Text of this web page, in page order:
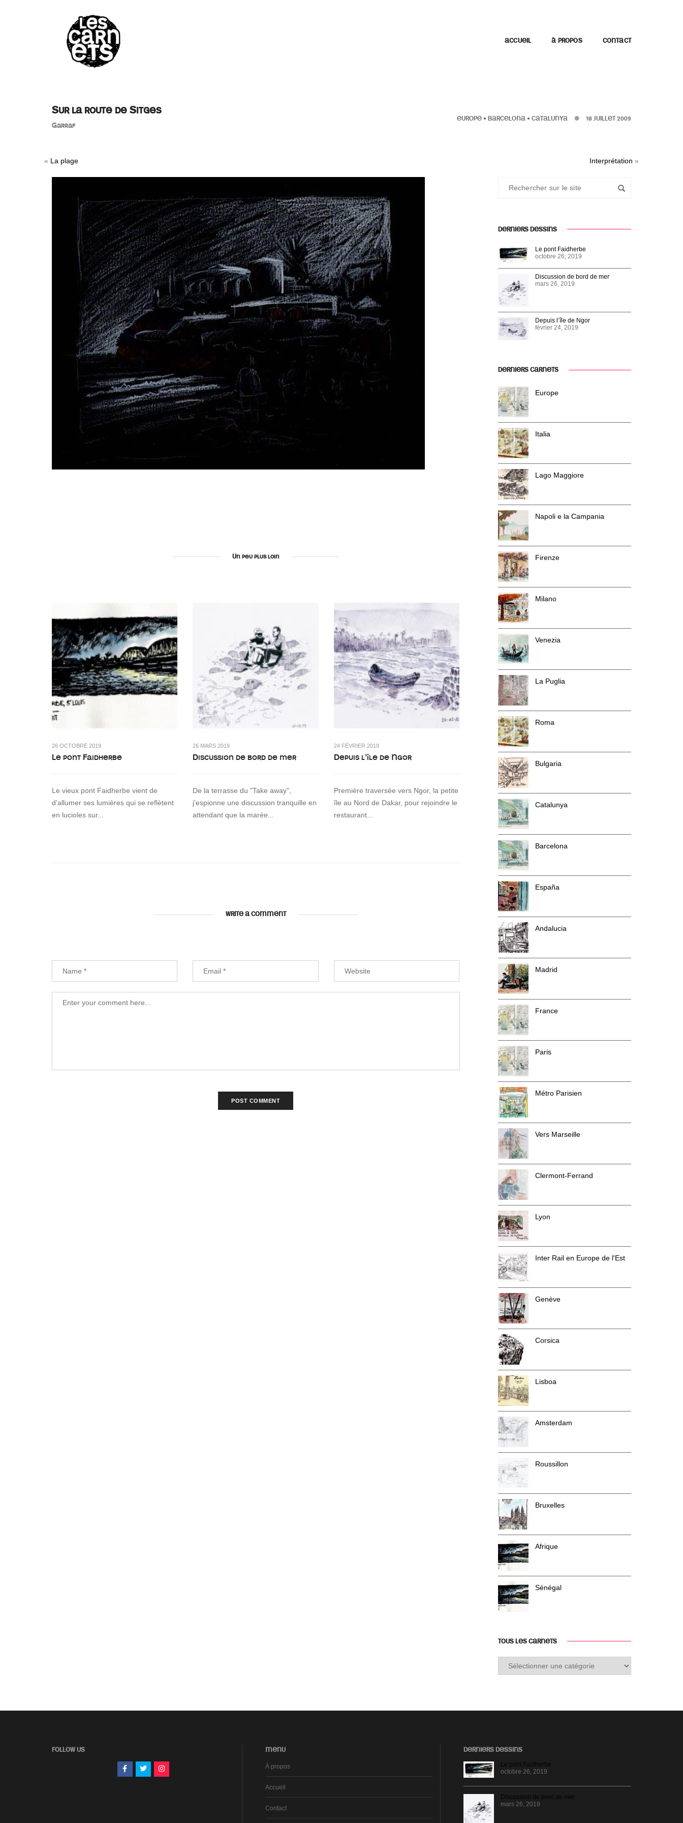
ACCUEIL À PROPOS CONTACT
Sur la route de Sitges
Garraf
EUROPE • BARCELONA • CATALUNYA 18 JUILLET 2009
« La plage Interprétation »
Un peu plus loin
26 OCTOBRE 2019
Le pont Faidherbe
Le vieux pont Faidherbe vient de
d'allumer ses lumières qui se reflètent
en lucioles sur...
26 MARS 2019
Discussion de bord de mer
De la terrasse du "Take away",
j'espionne une discussion tranquille en
attendant que la marée...
24 FÉVRIER 2019
Depuis l’île de Ngor
Première traversée vers Ngor, la petite
île au Nord de Dakar, pour rejoindre le
restaurant...
WRITE A COMMENT
DERNIERS DESSINS
Le pont Faidherbe
octobre 26, 2019
Discussion de bord de mer
mars 26, 2019
Depuis l’île de Ngor
février 24, 2019
DERNIERS CARNETS
Europe
Italia
Lago Maggiore
Napoli e la Campania
Firenze
Milano
Venezia
La Puglia
Roma
Bulgaria
Catalunya
Barcelona
España
Andalucia
Madrid
France
Paris
Métro Parisien
Vers Marseille
Clermont-Ferrand
Lyon
Inter Rail en Europe de l'Est
Genève
Corsica
Lisboa
Amsterdam
Roussillon
Bruxelles
Afrique
Sénégal
TOUS LES CARNETS
Tous
les
FOLLOW US MENU
À propos
Accueil
Contact
DERNIERS DESSINS
Le pont Faidherbe
octobre 26, 2019
Discussion de bord de mer
mars 26, 2019